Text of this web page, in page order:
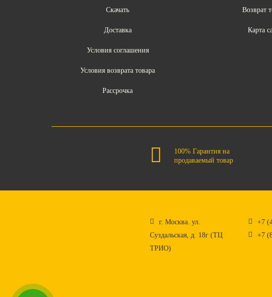
Скачать
Доставка
Условия соглашения
Условия возврата товара
Рассрочка
Возврат
Карта
100% Гарантия на
продаваемый товар
г. Москва. ул.
Суздальская, д. 18г (ТЦ
ТРИО)
+7
+7